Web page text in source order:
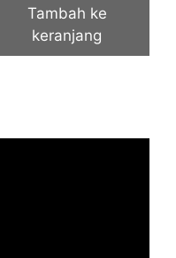
Tambah ke
keranjang